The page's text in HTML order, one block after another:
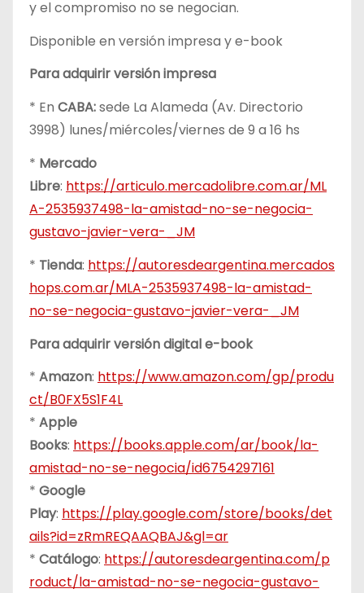
y el compromiso no se negocian.
Disponible en versión impresa y e-book
Para adquirir versión impresa
* En CABA:sede La Alameda (Av. Directorio
3998) lunes/miércoles/viernes de 9 a 16 hs
* Mercado
Libre: https://articulo.mercadolibre.com.ar/ML
A-2535937498-la-amistad-no-se-negocia-
gustavo-javier-vera-_JM
* Tienda: https://autoresdeargentina.mercados
hops.com.ar/MLA-2535937498-la-amistad-
no-se-negocia-gustavo-javier-vera-_JM
Para adquirir versión digital e-book
* Amazon: https://www.amazon.com/gp/produ
ct/B0FX5S1F4L
* Apple
Books: https://books.apple.com/ar/book/la-
amistad-no-se-negocia/id6754297161
* Google
Play: https://play.google.com/store/books/det
ails?id=zRmREQAAQBAJ&gl=ar
* Catálogo: https://autoresdeargentina.com/p
roduct/la-amistad-no-se-negocia-gustavo-